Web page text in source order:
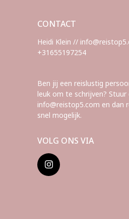
CONTACT
Heidi Klein //
+31655197254
Ben jij een reislustig
leuk om te schrijven?
info@reistop5.com en dan
snel mogelijk.
VOLG ONS VIA